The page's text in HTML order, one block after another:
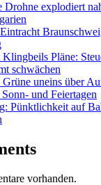
explodiert
Pläne:
schwächen
uneins über
und Feiertagen
Pünktlichkeit auf
vorhanden.